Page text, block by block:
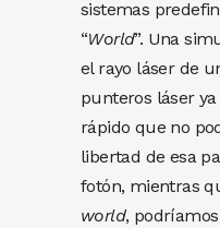
sistemas
“World”. Una
el rayo láser de
punteros láser
rápido que no
libertad de esa
fotón, mientras
world,